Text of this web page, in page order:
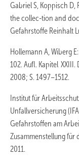
Gabriel S, Koppisch D,
the collec-tion and
Gefahrstoffe Reinhalt
Hollemann A, Wiberg
102. Aufl. Kapitel
2008; S. 1497–1512.
Institut für
Unfallversicherung
Gefahrstoffen am
Zusammenstellung für
2011.